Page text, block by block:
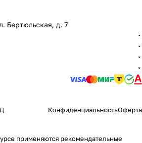
Бертюльская, д. 7
КонфиденциальностьОферта
применяются рекомендательные